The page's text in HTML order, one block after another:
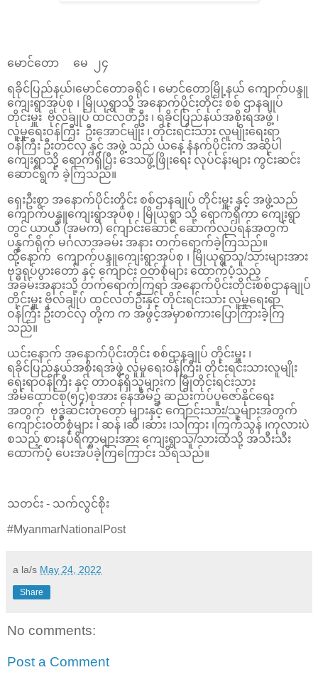
မောင်တော မေ ၂၄
ရခိုင်ပြည်နယ်၊မောင်တောခရိုင် ၊ မောင်တောမြို့နယ် ကျောက်ပန္ဒူ
ကျေးရွာအုပ်စု ၊ မြိုယုရွာသို့ အနောက်ပိုင်းတိုင်း စစ် ဌာနချုပ်
တိုင်းမှူး ဗိုလ်ချုပ် ထင်လတ်ဦး ၊ ရခိုင်ပြည်နယ်အစိုးရအဖွဲ့ ၊
လူမှုရေးဝန်ကြီး ဦးအောင်မျိုး ၊ တိုင်းရင်းသား လူမျိုးရေးရာ
ဝန်ကြီး ဦးတင်လှ နှင့် အဖွဲ့ သည် ယနေ့ နံနက်ပိုင်းက အဆိုပါ
ကျေးရွာသို့ ရောက်ရှိပြီး ဒေသဖွံ့ဖြိုးရေး လုပ်ငန်းများ ကွင်းဆင်း
ဆောင်ရွက် ခဲ့ကြသည်။
ရှေးဦးစွာ အနောက်ပိုင်းတိုင်း စစ်ဌာနချုပ် တိုင်းမှူး နှင့် အဖွဲ့သည်
ကျောက်ပန္ဒူကျေးရွာအုပ်စု ၊ မြိုယုရွာ သို့ ရောက်ရှိကာ ကျေးရွာ
တွင် ယာယီ (အမက) ကျောင်းဆောင် ဆောက်လုပ်ရန်အတွက်
ပန္နက်ရိုက် မင်္ဂလာအခမ်း အနား တက်ရောက်ခဲ့ကြသည်။
ထို့နောက် ကျောက်ပန္ဒူကျေးရွာအုပ်စု ၊ မြိုယုရွာသူ/သားများအား
ဗုဒ္ဓရုပ်ပွားတော် နှင့် ကျောင်း ဝတ်စုံများ ထောက်ပံ့သည့်
အခမ်းအနားသို့ တက်ရောက်ကြရာ အနောက်ပိုင်းတိုင်းစစ်ဌာနချုပ်
တိုင်းမှူး ဗိုလ်ချုပ် ထင်လတ်ဦးနှင့် တိုင်းရင်းသား လူမှုရေးရာ
ဝန်ကြီး ဦးတင်လှ တို့က က အဖွင့်အမှာစကားပြောကြားခဲ့ကြ
သည်။
ယင်းနောက် အနောက်ပိုင်းတိုင်း စစ်ဌာနချုပ် တိုင်းမှူး ၊
ရခိုင်ပြည်နယ်အစိုးရအဖွဲ့ လူမှုရေးဝန်ကြီး၊ တိုင်းရင်းသားလူမျိုး
ရေးရာဝန်ကြီး နှင့် တာဝန်ရှိသူများက မြိုတိုင်းရင်းသား
အိမ်ထောင်စု(၅၄)စုအား နေအိမ်၌ ဆည်းကပ်ပူဇော်နိုင်ရေး
အတွက် ဗုဒ္ဓဆင်းတုတော် များနှင့် ကျောင်းသား/သူများအတွက်
ကျောင်းဝတ်စုံများ ၊ ဆန် ၊ဆီ ၊ဆား ၊သကြား ၊ကြက်သွန် ၊ကုလားပဲ
စသည့် စားနပ်ရိက္ခာများအား ကျေးရွာသူ/သားထံသို့ အသီးသီး
ထောက်ပံ့ ပေးအပ်ခဲ့ကြကြောင်း သိရသည်။
သတင်း - သက်လွင်စိုး
#MyanmarNationalPost
a la/s May 24, 2022
Share
No comments:
Post a Comment